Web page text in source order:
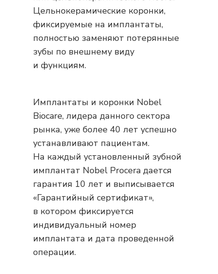
Цельнокерамические коронки,
фиксируемые на имплантаты,
полностью заменяют потерянные
зубы по внешнему виду
и функциям.
Имплантаты и коронки Nobel
Biocare, лидера данного сектора
рынка, уже более 40 лет успешно
устанавливают пациентам.
На каждый установленный зубной
имплантат Nobel Procera дается
гарантия 10 лет и выписывается
«Гарантийный сертификат»,
в котором фиксируется
индивидуальный номер
имплантата и дата проведенной
операции.